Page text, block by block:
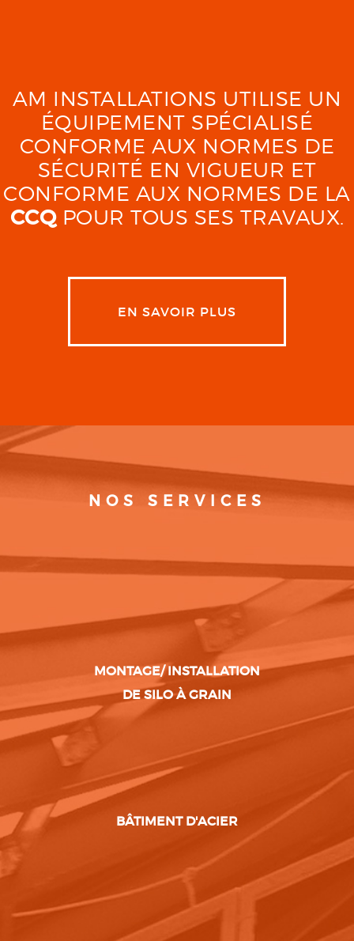
AM INSTALLATIONS UTILISE UN
ÉQUIPEMENT SPÉCIALISÉ
CONFORME AUX NORMES DE
SÉCURITÉ EN VIGUEUR ET
CONFORME AUX NORMES DE LA
CCQPOUR TOUS SES TRAVAUX.
EN SAVOIR PLUS
NOS SERVICES
MONTAGE/ INSTALLATION
DE SILO À GRAIN
BÂTIMENT D'ACIER